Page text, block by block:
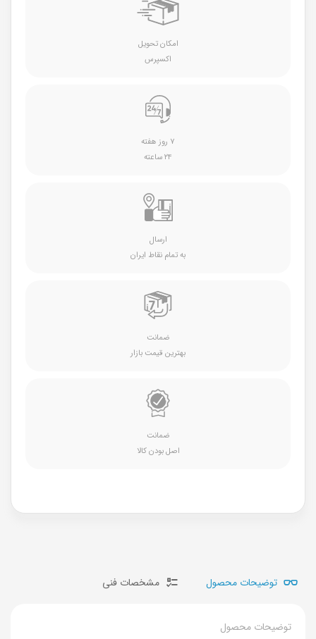
امکان تحویل
اکسپرس
۷ روز هفته
۲۴ ساعته
ارسال
به تمام نقاط ایران
ضمانت
بهترین قیمت بازار
ضمانت
اصل بودن کالا
توضیحات محصول مشخصات فنی
توضیحات محصول